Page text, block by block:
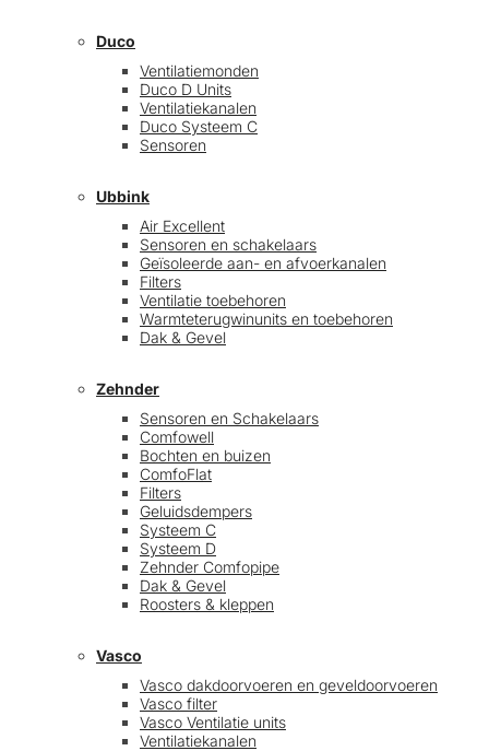
Duco
Ventilatiemonden
Duco D Units
Ventilatiekanalen
Duco Systeem C
Sensoren
Ubbink
Air Excellent
Sensoren en schakelaars
Geïsoleerde aan- en afvoerkanalen
Filters
Ventilatie toebehoren
Warmteterugwinunits en toebehoren
Dak & Gevel
Zehnder
Sensoren en Schakelaars
Comfowell
Bochten en buizen
ComfoFlat
Filters
Geluidsdempers
Systeem C
Systeem D
Zehnder Comfopipe
Dak & Gevel
Roosters & kleppen
Vasco
Vasco dakdoorvoeren en geveldoorvoeren
Vasco filter
Vasco Ventilatie units
Ventilatiekanalen